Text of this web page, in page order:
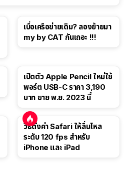
เบื่อเครือข่ายเดิม? ลองย้ายมา
my by CAT กันเถอะ !!!
เปิดตัว Apple Pencil ใหม่ใช้
พอร์ต USB-C ราคา 3,190
บาท ขาย พ.ย. 2023 นี้
วิธีตั้งค่า Safari ให้ลื่นไหล
ระดับ 120 fps สำหรับ
iPhone และ iPad